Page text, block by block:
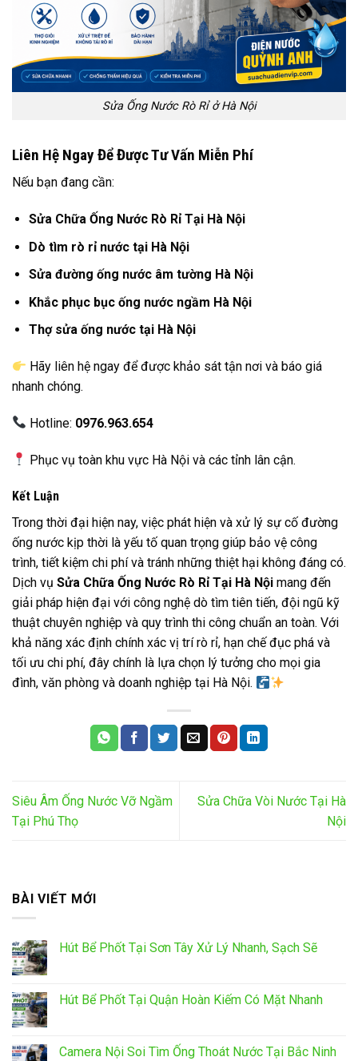
Sửa Ống Nước Rò Rỉ ở Hà Nội
Liên Hệ Ngay Để Được Tư Vấn Miễn Phí
Nếu bạn đang cần:
Sửa Chữa Ống Nước Rò Rỉ Tại Hà Nội
Dò tìm rò rỉ nước tại Hà Nội
Sửa đường ống nước âm tường Hà Nội
Khắc phục bục ống nước ngầm Hà Nội
Thợ sửa ống nước tại Hà Nội
Hãy liên hệ ngay để được khảo sát tận nơi và báo giá
nhanh chóng.
Hotline: 0976.963.654
Phục vụ toàn khu vực Hà Nội và các tỉnh lân cận.
Kết Luận
Trong thời đại hiện nay, việc phát hiện và xử lý sự cố đường
ống nước kịp thời là yếu tố quan trọng giúp bảo vệ công
trình, tiết kiệm chi phí và tránh những thiệt hại không đáng có.
Dịch vụ Sửa Chữa Ống Nước Rò Rỉ Tại Hà Nội mang đến
giải pháp hiện đại với công nghệ dò tìm tiên tiến, đội ngũ kỹ
thuật chuyên nghiệp và quy trình thi công chuẩn an toàn. Với
khả năng xác định chính xác vị trí rò rỉ, hạn chế đục phá và
tối ưu chi phí, đây chính là lựa chọn lý tưởng cho mọi gia
đình, văn phòng và doanh nghiệp tại Hà Nội.
Siêu Âm Ống Nước Vỡ Ngầm
Tại Phú Thọ
Sửa Chữa Vòi Nước Tại Hà
Nội
BÀI VIẾT MỚI
Hút Bể Phốt Tại Sơn Tây Xử Lý Nhanh, Sạch Sẽ
Hút Bể Phốt Tại Quận Hoàn Kiếm Có Mặt Nhanh
Camera Nội Soi Tìm Ống Thoát Nước Tại Bắc Ninh